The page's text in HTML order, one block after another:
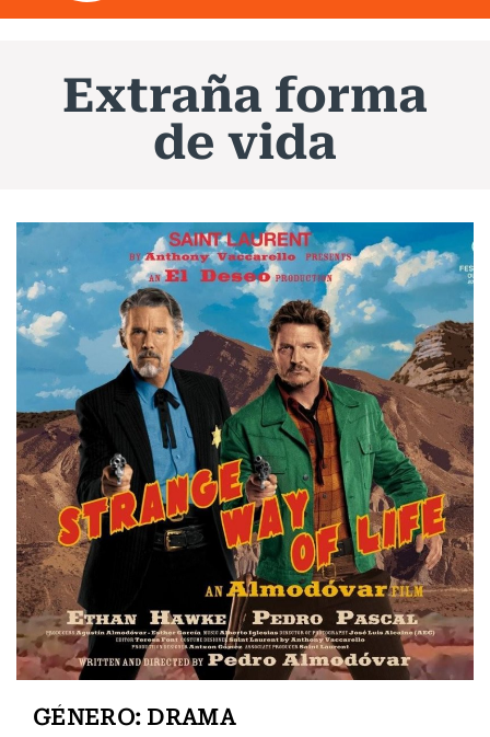
Extraña forma
de vida
GÉNERO: DRAMA